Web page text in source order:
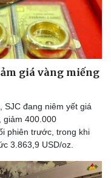
giá vàng miếng
SJC đang niêm yết giá
giảm 400.000
phiên trước, trong khi
3.863,9 USD/oz.